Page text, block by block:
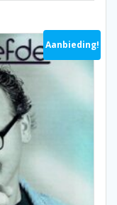
Aanbieding!